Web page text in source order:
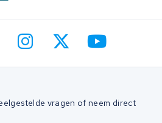
vragen of neem direct